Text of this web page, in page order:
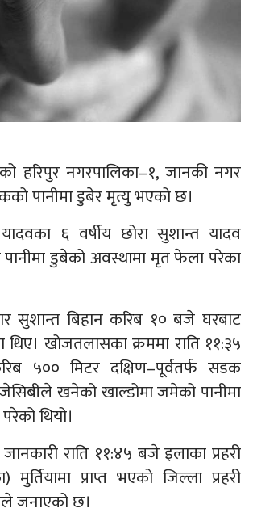
हरिपुर नगरपालिका–१, जानकी नगर
पानीमा डुबेर मृत्यु भएको छ।
६ वर्षीय छोरा सुशान्त यादव
डुबेको अवस्थामा मृत फेला परेका
सुशान्त बिहान करिब १० बजे घरबाट
खोजतलासका क्रममा राति ११:३५
५०० मिटर दक्षिण–पूर्वतर्फ सडक
जेसिबीले खनेको खाल्डोमा जमेको पानीमा
थियो।
राति ११:४५ बजे इलाका प्रहरी
मुर्तियामा प्राप्त भएको जिल्ला प्रहरी
जनाएको छ।